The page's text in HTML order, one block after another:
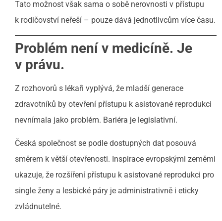
Tato možnost však sama o sobě nerovnosti v přístupu
k rodičovství neřeší – pouze dává jednotlivcům více času.
Problém není v medicíně. Je
v právu.
Z rozhovorů s lékaři vyplývá, že mladší generace
zdravotníků by otevření přístupu k asistované reprodukci
nevnímala jako problém. Bariéra je legislativní.
Česká společnost se podle dostupných dat posouvá
směrem k větší otevřenosti. Inspirace evropskými zeměmi
ukazuje, že rozšíření přístupu k asistované reprodukci pro
single ženy a lesbické páry je administrativně i eticky
zvládnutelné.